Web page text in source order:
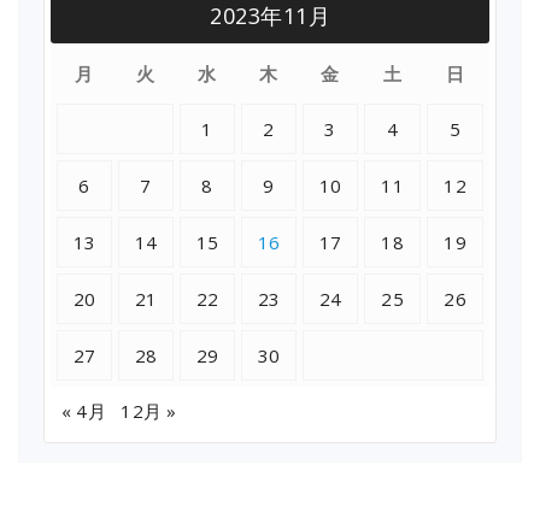
2023年11月
月 火 水 木 金 土 日
1 2 3 4 5
6 7 8 9 10 11 12
13 14 15 16 17 18 19
20 21 22 23 24 25 26
27 28 29 30
« 4月 12月 »